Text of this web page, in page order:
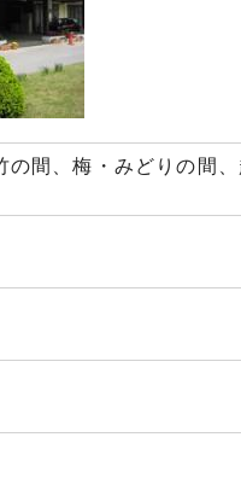
間、梅・みどりの間